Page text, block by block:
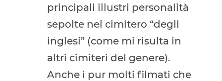
principali illustri personalità
sepolte nel cimitero “degli
inglesi” (come mi risulta in
altri cimiteri del genere).
Anche i pur molti filmati che